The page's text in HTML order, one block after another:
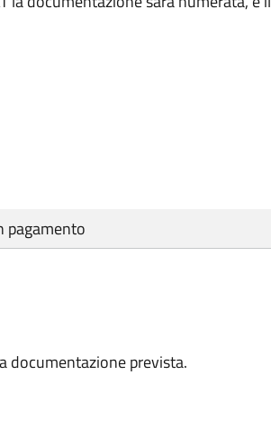
pagamento
documentazione prevista.